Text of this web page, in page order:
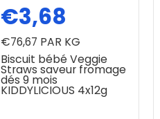
Biscuit bébé Veggie
Straws saveur fromage
dés 9 mois
KIDDYLICIOUS 4x12g
€3,68
€76,67 PAR KG